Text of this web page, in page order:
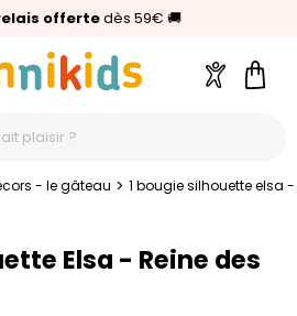
offertedès 59€ 🚚
2025 :Annikids N°1
5(24 000 avis clients)
Compte
- le gâteau > 1 bougie silhouette elsa
Elsa - Reine des